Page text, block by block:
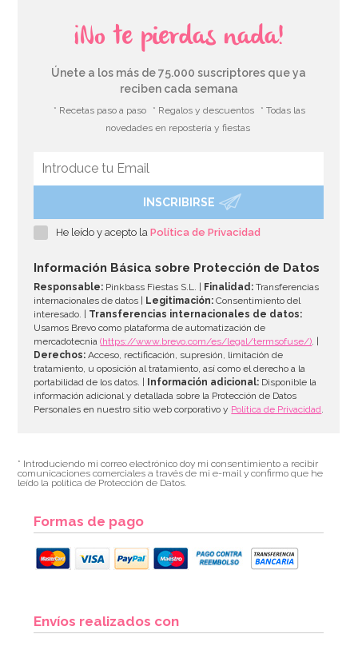
Decoraciones de Azúcar Unicornio 8 unidades
AÑADIR
¡No te pierdas nada!
Únete a los más de 75.000 suscriptores que ya
reciben cada semana
* Recetas paso a paso * Regalos y descuentos
* Todas las
novedades en repostería y fiestas
INSCRIBIRSE
He leído y acepto laPolítica de Privacidad
Información Básica sobre Protección de Datos
Responsable: Pinkbass Fiestas S.L. | Finalidad: Transferencias
internacionales de datos |
Legitimación: Consentimiento del
interesado. | Transferencias internacionales de datos:
Usamos Brevo como plataforma de automatización de
mercadotecnia(https://www.brevo.com/es/legal/termsofuse/). |
Derechos: Acceso, rectificación, supresión, limitación de
tratamiento, u oposición al tratamiento, así como el derecho a la
portabilidad de los datos. |
Información adicional: Disponible la
información adicional y detallada sobre la Protección de Datos
Personales en nuestro sitio web corporativo y Política de Privacidad.
* Introduciendo mi correo electrónico doy mi consentimiento a recibir
comunicaciones comerciales a través de mi e-mail y confirmo que he
leído la política de Protección de Datos.
Formas de pago
Envíos realizados con